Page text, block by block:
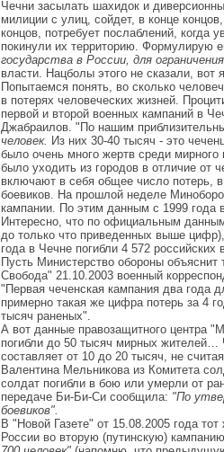
Чечни засылать шахидок и
милиции с улиц, сойдет, в конце
концов, потребует послаблений, когда
покинули их территорию. Формулирую
государства в России, для
власти. Нацболы этого не сказали, вот
Попытаемся понять, во сколько
в потерях человеческих жизней.
первой и второй военных кампаний в
Джабраилов. "По нашим
человек. Из них 30-40 тысяч - это
было очень много жертв среди
было уходить из городов в отличие от
включают в себя общее число потерь,
боевиков. На прошлой неделе
кампании. По этим данным с 1999 года
Интересно, что по официальным
до только что приведенных выше
года в Чечне погибли 4 572
Пусть Министерство обороны
Свобода" 21.10.2003 военный
"Первая чеченская кампания два года
примерно такая же цифра потерь за 4
тысяч раненых".
А вот данные правозащитного центра
погибли до 50 тысяч мирных
составляет от 10 до 20 тысяч, не
Валентина Мельникова из Комитета
солдат погибли в бою или умерли от
передаче Би-Би-Си сообщила: "По
боевиков".
В "Новой Газете" от 15.08.2005 года
России во вторую (путинскую)